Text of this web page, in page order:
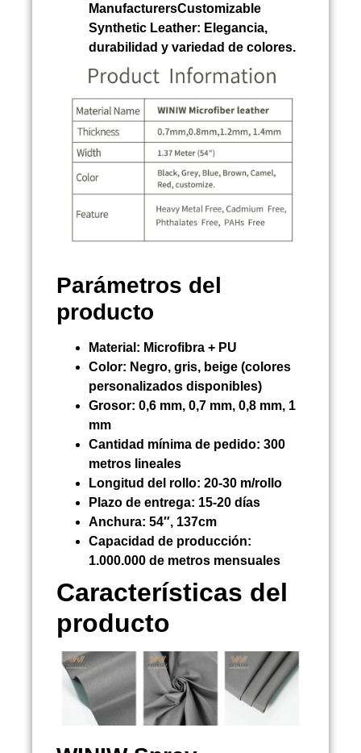
ManufacturersCustomizable
Synthetic Leather: Elegancia,
durabilidad y variedad de colores.
Parámetros del
producto
Material: Microfibra + PU
Color: Negro, gris, beige (colores
personalizados disponibles)
Grosor: 0,6 mm, 0,7 mm, 0,8 mm, 1
mm
Cantidad mínima de pedido: 300
metros lineales
Longitud del rollo: 20-30 m/rollo
Plazo de entrega: 15-20 días
Anchura: 54″, 137cm
Capacidad de producción:
1.000.000 de metros mensuales
Características del
producto